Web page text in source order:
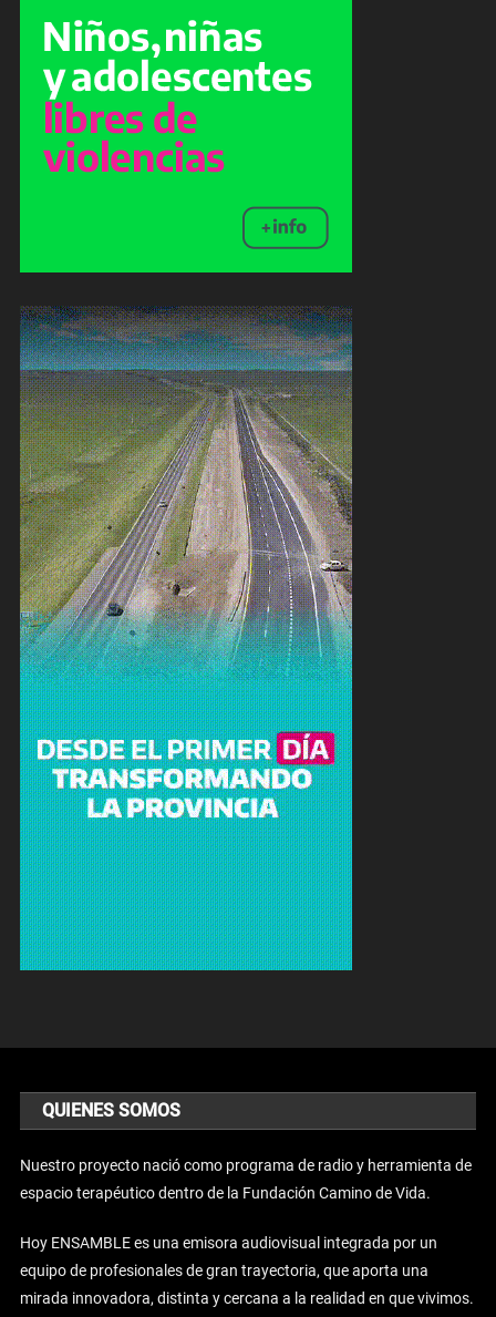
QUIENES SOMOS
Nuestro proyecto nació como programa de radio y herramienta de
espacio terapéutico dentro de la Fundación Camino de Vida.
Hoy ENSAMBLE es una emisora audiovisual integrada por un
equipo de profesionales de gran trayectoria, que aporta una
mirada innovadora, distinta y cercana a la realidad en que vivimos.